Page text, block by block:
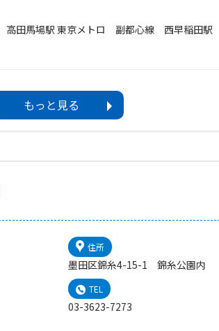
田馬場駅 東京メトロ 副都心線 西早稲田駅
るときはその翌日）、年末年始（12月29日〜1月
もっと見る
住所
墨田区錦糸4-15-1 錦糸公園内
TEL
03-3623-7273